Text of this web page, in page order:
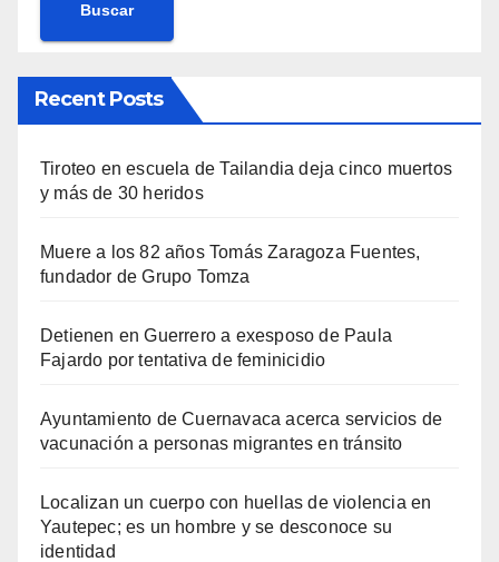
Buscar
Recent Posts
Tiroteo en escuela de Tailandia deja cinco muertos
y más de 30 heridos
Muere a los 82 años Tomás Zaragoza Fuentes,
fundador de Grupo Tomza
Detienen en Guerrero a exesposo de Paula
Fajardo por tentativa de feminicidio
Ayuntamiento de Cuernavaca acerca servicios de
vacunación a personas migrantes en tránsito
Localizan un cuerpo con huellas de violencia en
Yautepec; es un hombre y se desconoce su
identidad